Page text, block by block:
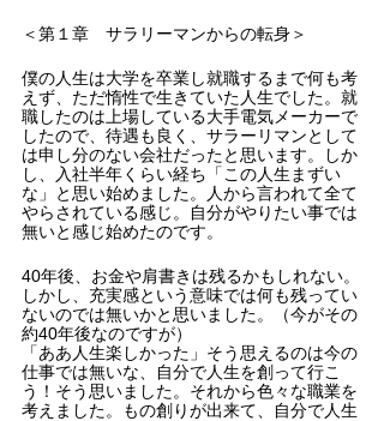
＜第１章　サラリーマンからの転身＞
僕の人生は大学を卒業し就職するまで何も考
えず、ただ惰性で生きていた人生でした。就
職したのは上場している大手電気メーカーで
したので、待遇も良く、サラーリマンとして
は申し分のない会社だったと思います。しか
し、入社半年くらい経ち「この人生まずい
な」と思い始めました。人から言われて全て
やらされている感じ。自分がやりたい事では
無いと感じ始めたのです。
40年後、お金や肩書きは残るかもしれない。
しかし、充実感という意味では何も残ってい
ないのでは無いかと思いました。（今がその
約40年後なのですが）
「ああ人生楽しかった」そう思えるのは今の
仕事では無いな、自分で人生を創って行こ
う！そう思いました。それから色々な職業を
考えました。もの創りが出来て、自分で人生